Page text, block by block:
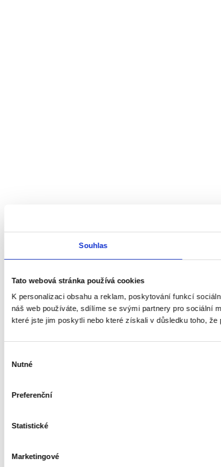
Souhlas
Tato webová stránka používá cookies
K personalizaci obsahu a reklam, poskytování funkcí
náš web používáte, sdílíme se svými partnery pro sociální
které jste jim poskytli nebo které získali v důsledku toho, že
souhlasu
Nutné
Preferenční
Statistické
Marketingové